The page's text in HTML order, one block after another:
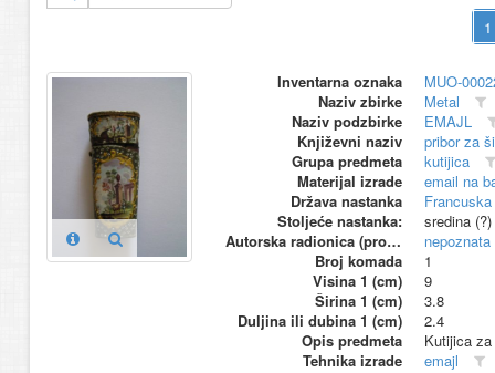
Inventarna oznaka
MUO-
Naziv zbirke
Metal
Naziv podzbirke
EMAJL
Književni naziv
pribor za
Grupa predmeta
kutijica
Materijal izrade
email na
Država nastanka
Stoljeće nastanka:
sredina
Autorska radionica (proizvođač)
nepoznata
Broj komada
1
Visina 1 (cm)
9
Širina 1 (cm)
3.8
Duljina ili dubina 1 (cm)
2.4
Opis predmeta
Kutijica
Tehnika izrade
emajl